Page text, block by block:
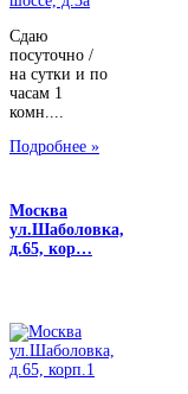
Сдаю
посуточно /
на сутки и по
часам 1
комн....
Подробнее »
Москва
ул.Шаболовка,
д.65, кор…